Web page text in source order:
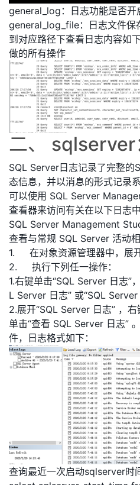
general_log：日志功能是否开
general_log_file：日志文件保
到对应路径下查看日志内容如
做的所有操作
二、 sqlserver
SQL Server日志记录了完整的
态信息，并以消息的形式记录
可以使用 SQL Server
查看器来访问有关在以下日志
SQL Server Management
查看与常规 SQL Server 活动相
1. 在对象资源管理器中，展
2. 执行下列任一操作：
1.右键单击“SQL Server 日志”
L Server 日志” 或“SQL Server
2.展开“SQL Server 日志” ，
单击“查看 SQL Server 日志”
件，日志格式如下：
查询最近一次启动sqlserver时